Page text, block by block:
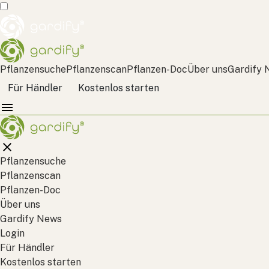
PflanzensuchePflanzenscanPflanzen-DocÜber unsGardify
Für Händler
Kostenlos starten
Pflanzensuche
Pflanzenscan
Pflanzen-Doc
Über uns
Gardify News
Login
Für Händler
Kostenlos starten